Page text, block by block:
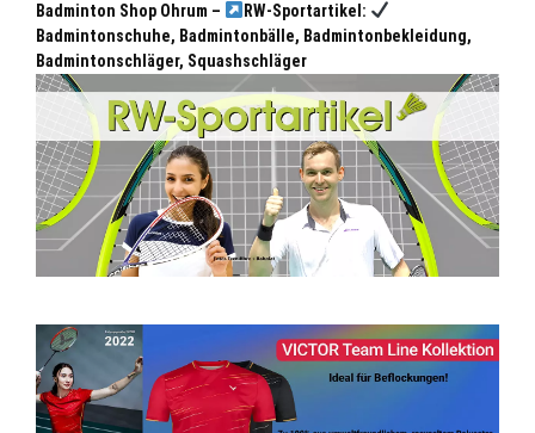
Badminton Shop Ohrum –
RW-Sportartikel:
Badmintonschuhe, Badmintonbälle, Badmintonbekleidung,
Badmintonschläger, Squashschläger